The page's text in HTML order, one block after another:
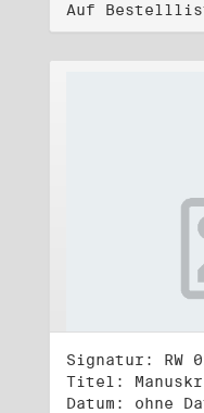
Auf
Signatur: RW
Datum: ohne